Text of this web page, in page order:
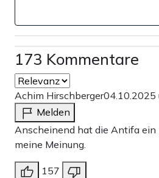
173 Kommentare
Achim Hirschberger04.10.2025
Melden
Anscheinend hat die Antifa ein
meine Meinung.
157